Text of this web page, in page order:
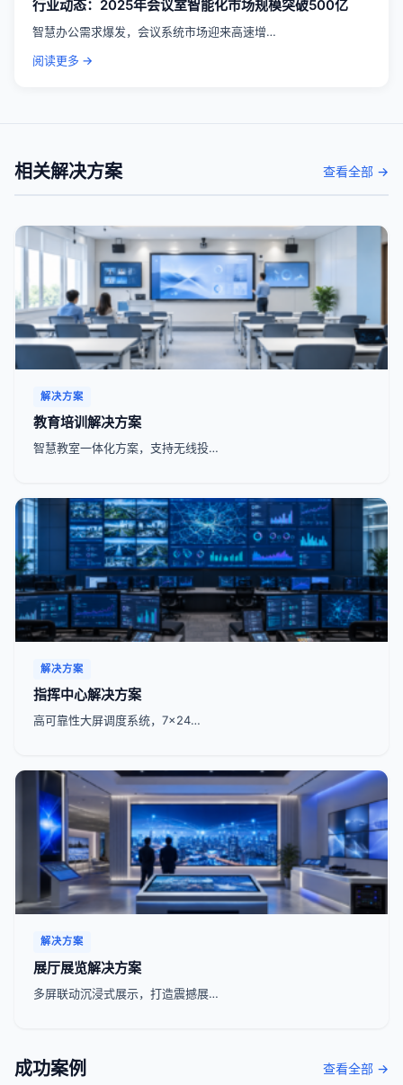
行业动态：2025年会议室智能化市场规模突破500亿
智慧办公需求爆发，会议系统市场迎来高速增…
阅读更多 →
相关解决方案 查看全部 →
解决方案
教育培训解决方案
智慧教室一体化方案，支持无线投…
解决方案
指挥中心解决方案
高可靠性大屏调度系统，7x24…
解决方案
展厅展览解决方案
多屏联动沉浸式展示，打造震撼展…
成功案例 查看全部 →